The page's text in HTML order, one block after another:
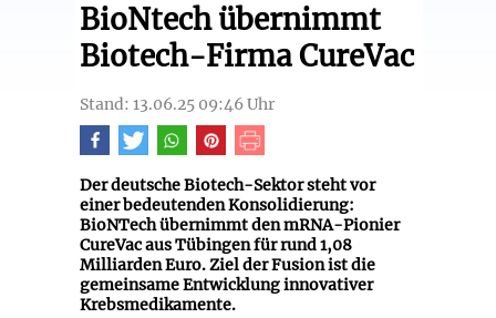
BioNtech übernimmt
Biotech-Firma CureVac
Stand: 13.06.25 09:46 Uhr
Der deutsche Biotech-Sektor steht vor
einer bedeutenden Konsolidierung:
BioNTech übernimmt den mRNA-Pionier
CureVac aus Tübingen für rund 1,08
Milliarden Euro. Ziel der Fusion ist die
gemeinsame Entwicklung innovativer
Krebsmedikamente.